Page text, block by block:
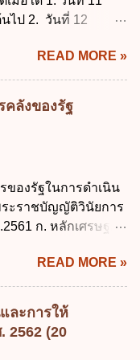
ไป 2. วันที่ 12
นไป 4. วันที่ 14
ไป ข้อ 2. พระราช
พ.ศ. 2561 ไม่ได้
พระราชบัญญัติวิธี
2. พระราชบัญญัติ
3) พ.ศ. 2511 3.
องคณะปฏิวัติ ฉบับที่
2515 ข้อ 3. ข้อใดไม่
มีอำนาจออกกฎเพื่อ
ายกรัฐมนตรีเป็นผู้
บัญญัติวิธีการงบ
ฐมนตรีว่าการ
กษาการตามพระ
READ MORE »
คลังของรัฐ
องรัฐในการดำเนิน
ะราชบัญญัติวินัยการ
ก. หลักเศรษฐกิจ
นาทางเศรษฐกิจ
เป็นธรรมในสังคม ข้อ
อผลิตภัณฑ์มวลรวม
อบในการบริหารหนี้
ด ก. ไม่เกินร้อยละ 5
READ MORE »
ละการให้
2562 (20